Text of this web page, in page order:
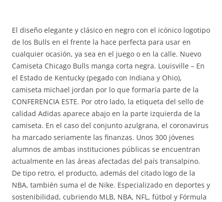
El diseño elegante y clásico en negro con el icónico logotipo
de los Bulls en el frente la hace perfecta para usar en
cualquier ocasión, ya sea en el juego o en la calle. Nuevo
Camiseta Chicago Bulls manga corta negra. Louisville – En
el Estado de Kentucky (pegado con Indiana y Ohio),
camiseta michael jordan por lo que formaría parte de la
CONFERENCIA ESTE. Por otro lado, la etiqueta del sello de
calidad Adidas aparece abajo en la parte izquierda de la
camiseta. En el caso del conjunto azulgrana, el coronavirus
ha marcado seriamente las finanzas. Unos 300 jóvenes
alumnos de ambas instituciones públicas se encuentran
actualmente en las áreas afectadas del país transalpino.
De tipo retro, el producto, además del citado logo de la
NBA, también suma el de Nike. Especializado en deportes y
sostenibilidad, cubriendo MLB, NBA, NFL, fútbol y Fórmula